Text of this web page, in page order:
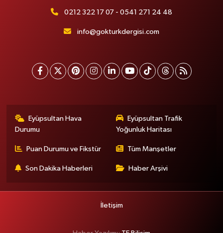
0212 322 17 07 - 0541 271 24 48
info@gokturkdergisi.com
Eyüpsultan Hava
Durumu
Eyüpsultan Trafik
Yoğunluk Haritası
Puan Durumu ve Fikstür Tüm Manşetler
Son Dakika Haberleri Haber Arşivi
İletişim